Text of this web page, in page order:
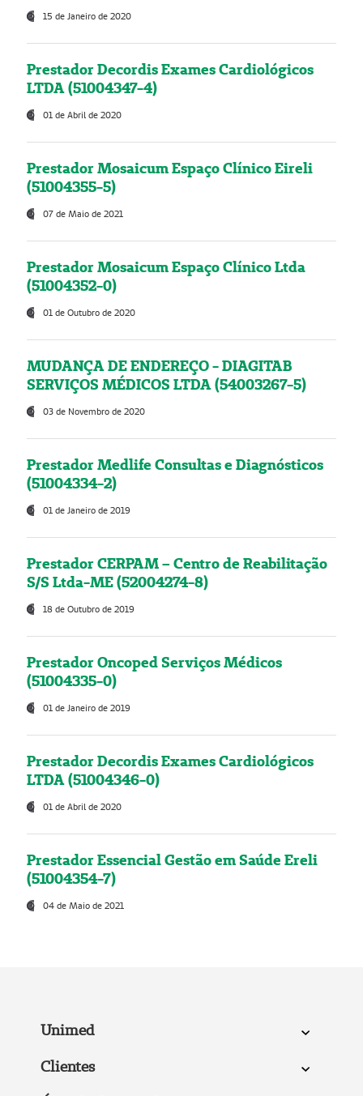
15 de Janeiro de 2020
Prestador Decordis Exames Cardiológicos
LTDA (51004347-4)
01 de Abril de 2020
Prestador Mosaicum Espaço Clínico Eireli
(51004355-5)
07 de Maio de 2021
Prestador Mosaicum Espaço Clínico Ltda
(51004352-0)
01 de Outubro de 2020
MUDANÇA DE ENDEREÇO - DIAGITAB
SERVIÇOS MÉDICOS LTDA (54003267-5)
03 de Novembro de 2020
Prestador Medlife Consultas e Diagnósticos
(51004334-2)
01 de Janeiro de 2019
Prestador CERPAM – Centro de Reabilitação
S/S Ltda-ME (52004274-8)
18 de Outubro de 2019
Prestador Oncoped Serviços Médicos
(51004335-0)
01 de Janeiro de 2019
Prestador Decordis Exames Cardiológicos
LTDA (51004346-0)
01 de Abril de 2020
Prestador Essencial Gestão em Saúde Ereli
(51004354-7)
04 de Maio de 2021
Unimed
Clientes